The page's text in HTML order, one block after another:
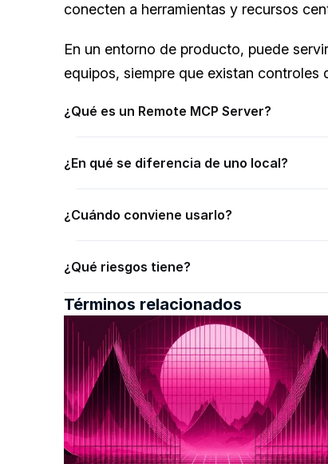
conecten a herramientas y recursos
En un entorno de producto, puede
equipos, siempre que existan
¿Qué es un Remote MCP Server?
¿En qué se diferencia de uno local?
¿Cuándo conviene usarlo?
¿Qué riesgos tiene?
Términos relacionados